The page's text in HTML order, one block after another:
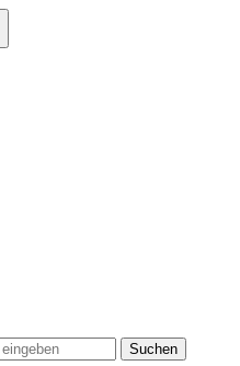
Suchen